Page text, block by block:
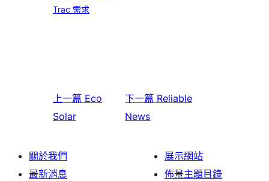
Trac 需求
上一篇 Eco
Solar
下一篇 Reliable
News
關於我們
最新消息
展示網站
佈景主題目錄